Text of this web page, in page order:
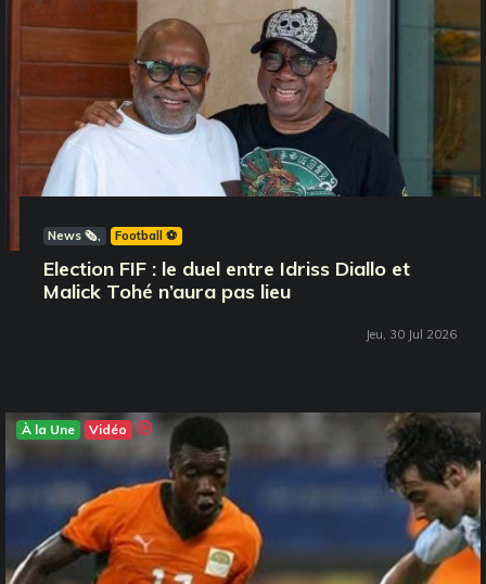
News 🗞️ Football ⚽️
Election FIF : le duel entre Idriss Diallo et
Malick Tohé n’aura pas lieu
Jeu, 30 Jul 2026
À la Une Vidéo